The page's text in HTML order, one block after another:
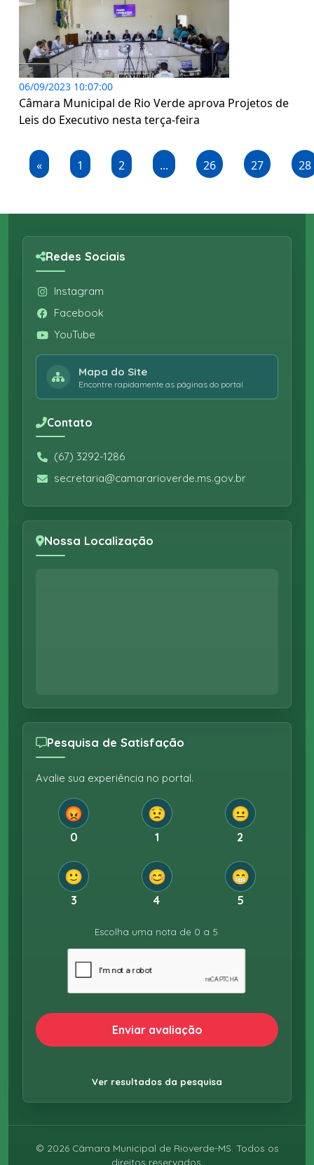
06/09/2023 10:07:00
Câmara Municipal de Rio Verde aprova Projetos de
Leis do Executivo nesta terça-feira
« 1 2 ... 26 27 28
Redes Sociais
Instagram
Facebook
YouTube
Mapa do Site
Encontre rapidamente as páginas do portal
Contato
(67) 3292-1286
secretaria@camararioverde.ms.gov.br
Nossa Localização
Pesquisa de Satisfação
Avalie sua experiência no portal.
😡
0
😟
1
😐
2
🙂
3
😊
4
😁
5
Escolha uma nota de 0 a 5.
Enviar avaliação
Ver resultados da pesquisa
© 2026Câmara Municipal de Rioverde-MS. Todos os
direitos reservados.